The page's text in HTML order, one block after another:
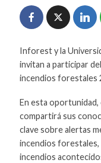
Inforest y la
invitan a participar
incendios forestales
En esta oportunidad,
compartirá sus
clave sobre alertas
incendios forestales,
incendios